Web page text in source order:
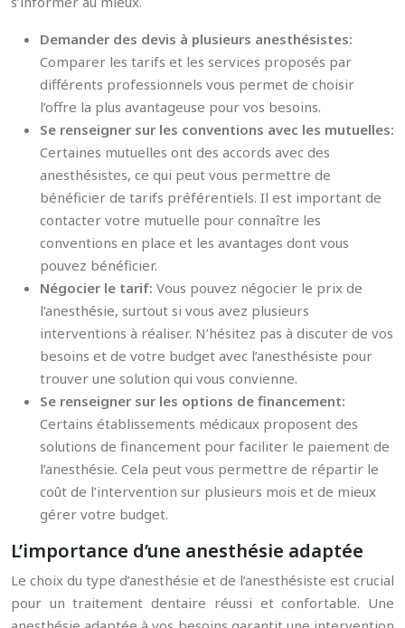
Demander des devis à plusieurs anesthésistes:
Comparer les tarifs et les services proposés par
différents professionnels vous permet de choisir
l’offre la plus avantageuse pour vos besoins.
Se renseigner sur les conventions avec les mutuelles:
Certaines mutuelles ont des accords avec des
anesthésistes, ce qui peut vous permettre de
bénéficier de tarifs préférentiels. Il est important de
contacter votre mutuelle pour connaître les
conventions en place et les avantages dont vous
pouvez bénéficier.
Négocier le tarif: Vous pouvez négocier le prix de
l’anesthésie, surtout si vous avez plusieurs
interventions à réaliser. N’hésitez pas à discuter de vos
besoins et de votre budget avec l’anesthésiste pour
trouver une solution qui vous convienne.
Se renseigner sur les options de financement:
Certains établissements médicaux proposent des
solutions de financement pour faciliter le paiement de
l’anesthésie. Cela peut vous permettre de répartir le
coût de l’intervention sur plusieurs mois et de mieux
gérer votre budget.
L’importance d’une anesthésie adaptée
Le choix du type d’anesthésie et de l’anesthésiste est crucial
pour un traitement dentaire réussi et confortable. Une